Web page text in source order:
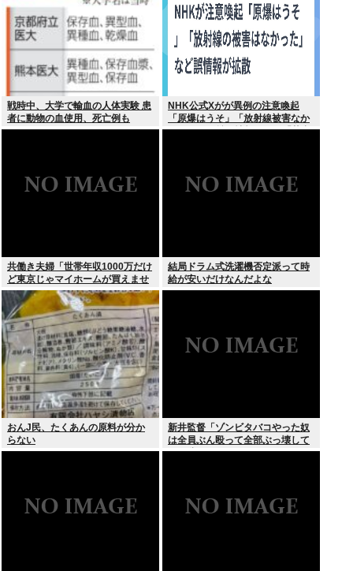
戦時中、大学で輸血の人体実験 患
者に動物の血使用、死亡例も
NHK公式Xがが異例の注意喚起
「原爆はうそ」「放射線被害なか
った」SNS拡散情報めぐり「荒唐
共働き夫婦「世帯年収1000万だけ
ど東京じゃマイホームが買えませ
ん 」
結局ドラム式洗濯機否定派って時
給が安いだけなんだよな
おんJ民、たくあんの原料が分か
らない
新井監督「ゾンビタバコやった奴
は全員ぶん殴って全部ぶっ壊して
から辞めたい」